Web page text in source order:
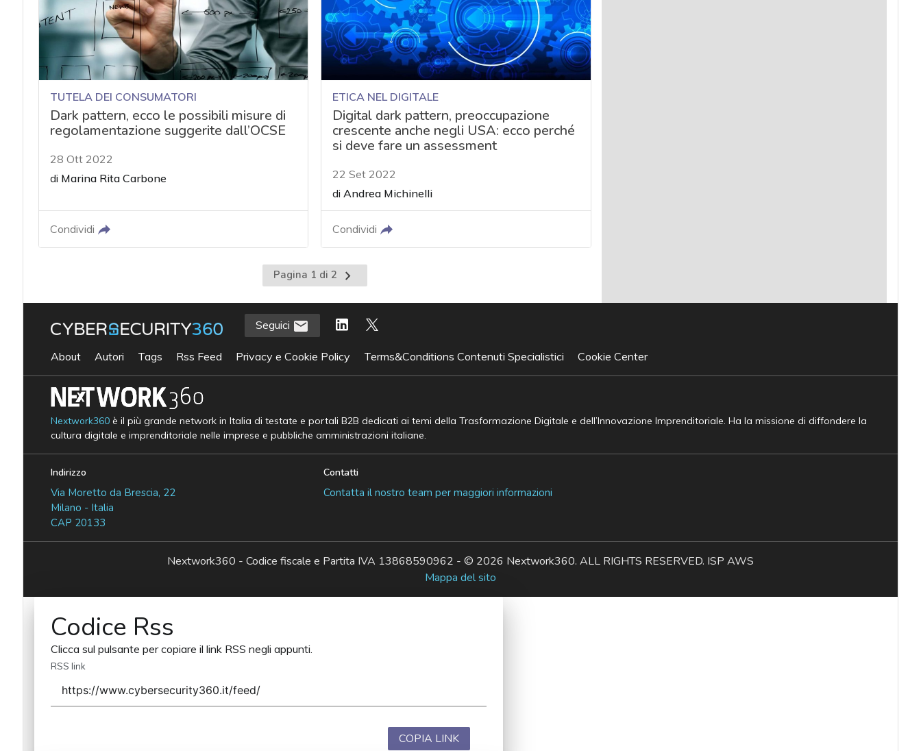
TUTELA DEI CONSUMATORI
Dark pattern, ecco le possibili misure di
regolamentazione suggerite dall’OCSE
28 Ott 2022
di Marina Rita Carbone
Condividi
ETICA NEL DIGITALE
Digital dark pattern, preoccupazione
crescente anche negli USA: ecco perché
si deve fare un assessment
22 Set 2022
diAndrea Michinelli
Condividi
Pagina 1 di 2
Pagina
successiva
Seguici
About Autori Tags Rss Feed Privacy e Cookie Policy Terms&Conditions Contenuti Specialistici Cookie Center
Nextwork360è il più grande network in Italia di testate e portali B2B dedicati ai temi della Trasformazione Digitale e dell’Innovazione Imprenditoriale. Ha la missione di diffondere la
cultura digitale e imprenditoriale nelle imprese e pubbliche amministrazioni italiane.
Indirizzo
Via Moretto da Brescia, 22
Milano - Italia
CAP 20133
Contatti
Contatta il nostro team per maggiori informazioni
Nextwork360 - Codice fiscale e Partita IVA 13868590962 - © 2026 Nextwork360. ALL RIGHTS RESERVED. ISP AWS
Mappa del sito
Codice Rss
Clicca sul pulsante per copiare il link RSS negli appunti.
RSS link
COPIA LINK